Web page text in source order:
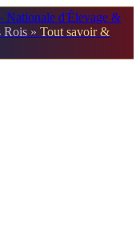
d'Élevage &
Rois » Tout savoir &